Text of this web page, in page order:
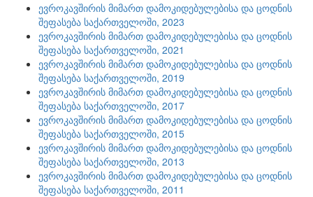
ევროკავშირის მიმართ დამოკიდებულებისა და ცოდნის
შეფასება საქართველოში, 2023
ევროკავშირის მიმართ დამოკიდებულებისა და ცოდნის
შეფასება საქართველოში, 2021
ევროკავშირის მიმართ დამოკიდებულებისა და ცოდნის
შეფასება საქართველოში, 2019
ევროკავშირის მიმართ დამოკიდებულებისა და ცოდნის
შეფასება საქართველოში, 2017
ევროკავშირის მიმართ დამოკიდებულებისა და ცოდნის
შეფასება საქართველოში, 2015
ევროკავშირის მიმართ დამოკიდებულებისა და ცოდნის
შეფასება საქართველოში, 2013
ევროკავშირის მიმართ დამოკიდებულებისა და ცოდნის
შეფასება საქართველოში, 2011